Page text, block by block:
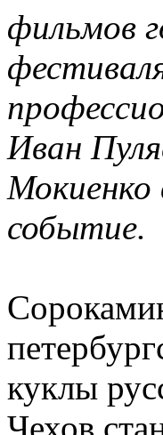
фильмов
Иван
Мокиенко
событие.
куклы
Чехов